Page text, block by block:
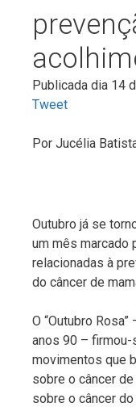
Publicada dia 14
Tweet
Por Jucélia
Outubro já se
um mês marcado
relacionadas à
do câncer de
O “Outubro
anos 90 –
movimentos que
sobre o câncer
sobre o câncer